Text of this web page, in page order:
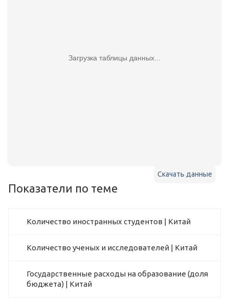
Загрузка таблицы данных...
Скачать данные
Показатели по теме
Количество иностранных студентов | Китай
Количество ученых и исследователей | Китай
Государственные расходы на образование (доля
бюджета) | Китай